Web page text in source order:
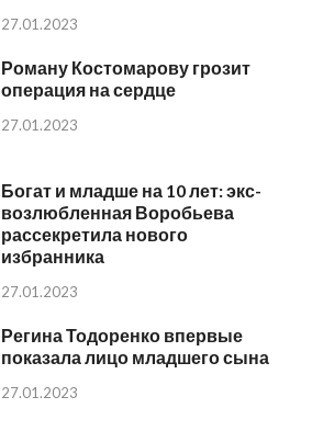
27.01.2023
Роману Костомарову грозит
операция на сердце
27.01.2023
Богат и младше на 10 лет: экс-
возлюбленная Воробьева
рассекретила нового
избранника
27.01.2023
Регина Тодоренко впервые
показала лицо младшего сына
27.01.2023